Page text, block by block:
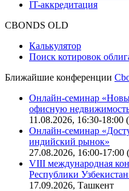
IT-аккредитация
CBONDS OLD
Калькулятор
Поиск котировок
Ближайшие конференции
Онлайн-семинар
офисную
11.08.2026, 16:30-18:00
Онлайн-семинар
индийский рынок»
27.08.2026, 16:00-17:00
VIII международная
Республики
17.09.2026, Ташкент